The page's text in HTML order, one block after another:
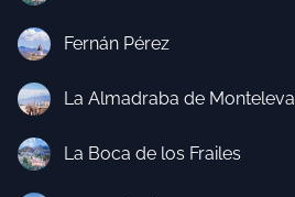
Fernán Pérez
La Almadraba de Monteleva
La Boca de los Frailes